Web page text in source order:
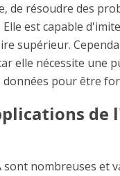
de résoudre des
est capable
supérieur.
elle nécessite une
pour être
de
nombreuses et